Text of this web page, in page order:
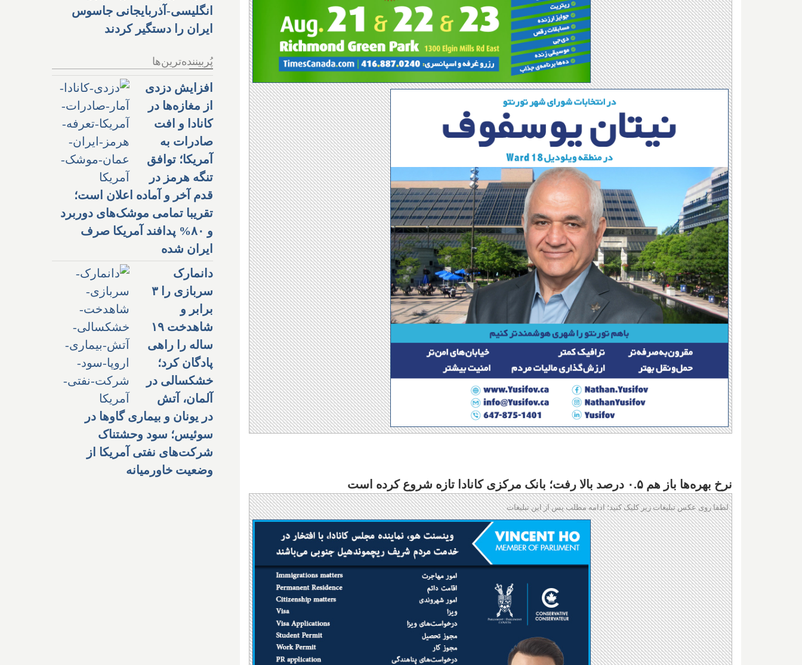
نرخ بهره‌ها باز هم ۰.۵ درصد بالا رفت؛ بانک مرکزی کانادا تازه شروع کرده است
لطفا روی عکس تبلیغات زیر کلیک کنید؛ ادامه مطلب پس از این تبلیغات
انگلیسی-آذربایجانی جاسوس
ایران را دستگیر کردند
پُربیننده‌ترین‌ها
افزایش دزدی
از مغازه‌ها در
کانادا و افت
صادرات به
آمریکا؛ توافق
تنگه هرمز در
قدم آخر و آماده اعلان است؛
تقریبا تمامی موشک‌های دوربرد
و ۸۰% پدافند آمریکا صرف
ایران شده
دانمارک
سربازی را ۳
برابر و
شاهدخت ۱۹
ساله را راهی
پادگان کرد؛
خشکسالی در
آلمان، آتش
در یونان و بیماری گاوها در
سوئیس؛ سود وحشتناک
شرکت‌های نفتی آمریکا از
وضعیت خاورمیانه